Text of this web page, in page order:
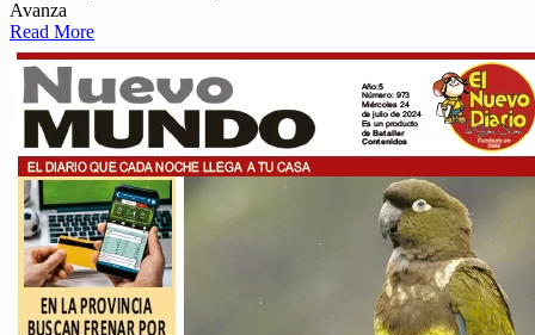
Avanza
Read More